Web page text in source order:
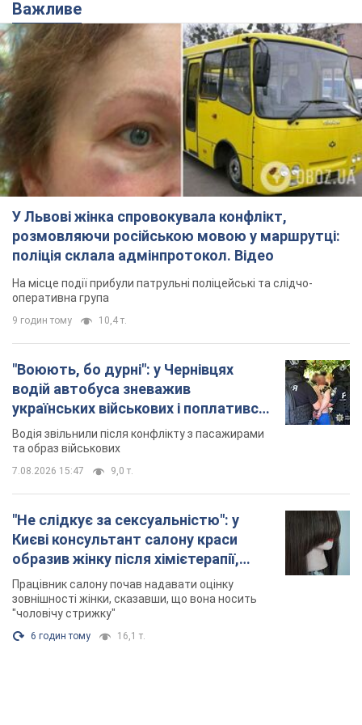
Важливе
У Львові жінка спровокувала конфлікт,
розмовляючи російською мовою у маршрутці:
поліція склала адмінпротокол. Відео
На місце події прибули патрульні поліцейські та слідчо-
оперативна група
9 годин тому 10,4 т.
"Воюють, бо дурні": у Чернівцях
водій автобуса зневажив
українських військових і поплатився.
Відео
Водія звільнили після конфлікту з пасажирами
та образ військових
7.08.2026 15:47 9,0 т.
"Не слідкує за сексуальністю": у
Києві консультант салону краси
образив жінку після хімієтерапії,
розгорівся скандал. Фото
Працівник салону почав надавати оцінку
зовнішності жінки, сказавши, що вона носить
"чоловічу стрижку"
6 годин тому 16,1 т.